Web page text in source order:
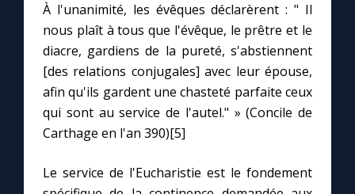
À l'unanimité, les évêques déclarèrent : " Il
nous plaît à tous que l'évêque, le prêtre et le
diacre, gardiens de la pureté, s'abstiennent
[des relations conjugales] avec leur épouse,
afin qu'ils gardent une chasteté parfaite ceux
qui sont au service de l'autel." » (Concile de
Carthage en l'an 390)[5]
Le service de l'Eucharistie est le fondement